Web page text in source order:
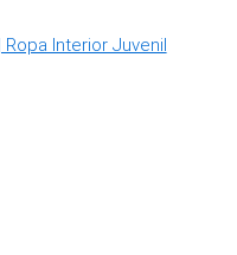
Interior Juvenil